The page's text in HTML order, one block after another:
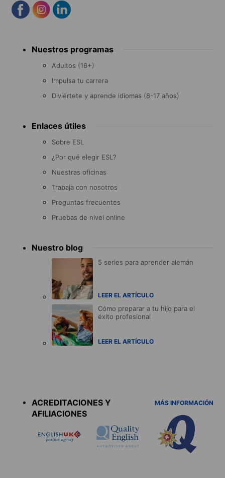
menu Nuestros programas
Adultos (16+)
Impulsa tu carrera
Diviértete y aprende idiomas (8-17 años)
Enlaces útiles
Sobre ESL
¿Por qué elegir ESL?
Nuestras oficinas
Trabaja con nosotros
Preguntas frecuentes
Pruebas de nivel online
Nuestro blog
5 series para aprender alemán
LEER EL ARTÍCULO
Cómo preparar a tu hijo para el
éxito profesional
LEER EL ARTÍCULO
ACREDITACIONES Y
AFILIACIONES
MÁS INFORMACIÓN